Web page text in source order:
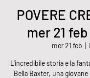
POVERE
mer 21
mer 21 feb
L'incredibile storia e la
Bella Baxter, una